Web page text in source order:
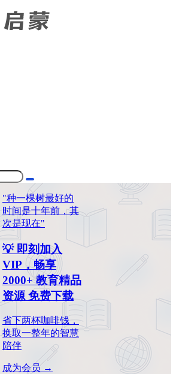
"种一棵树最好的
时间是十年前，其
次是现在"
💡 即刻加入
VIP，畅享
2000+ 教育精品
资源 免费下载
省下两杯咖啡钱，
换取一整年的智慧
陪伴
成为会员 →